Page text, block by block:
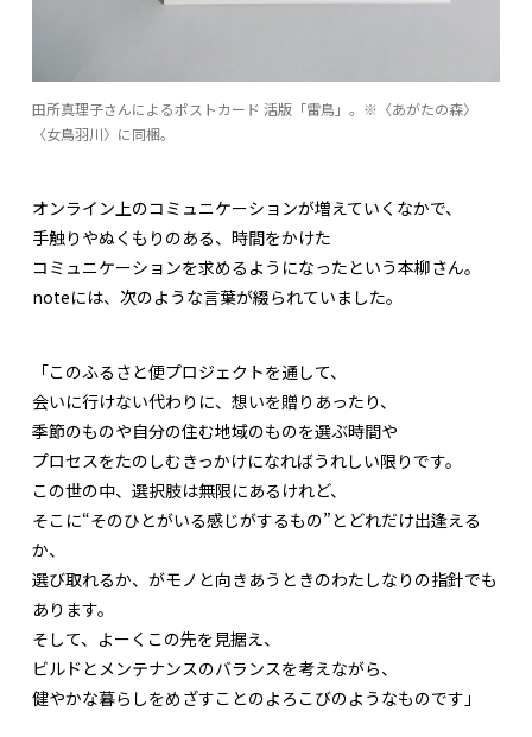
田所真理子さんによるポストカード 活版「雷鳥」。※〈あがたの森〉
〈女鳥羽川〉に同梱。
オンライン上のコミュニケーションが増えていくなかで、
手触りやぬくもりのある、時間をかけた
コミュニケーションを求めるようになったという本柳さん。
noteには、次のような言葉が綴られていました。
「このふるさと便プロジェクトを通して、
会いに行けない代わりに、想いを贈りあったり、
季節のものや自分の住む地域のものを選ぶ時間や
プロセスをたのしむきっかけになればうれしい限りです。
この世の中、選択肢は無限にあるけれど、
そこに“そのひとがいる感じがするもの”とどれだけ出逢える
か、
選び取れるか、がモノと向きあうときのわたしなりの指針でも
あります。
そして、よーくこの先を見据え、
ビルドとメンテナンスのバランスを考えながら、
健やかな暮らしをめざすことのよろこびのようなものです」